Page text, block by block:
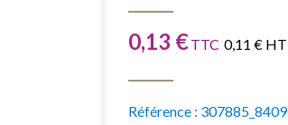
0,13 €TTC 0,11 € HT
Référence : 307885_8409